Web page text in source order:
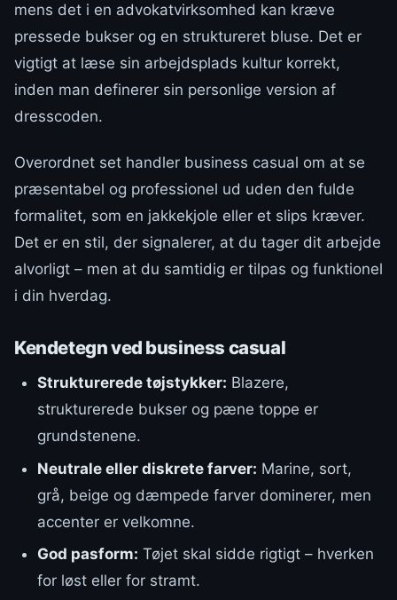
mens det i en advokatvirksomhed kan kræve
pressede bukser og en struktureret bluse. Det er
vigtigt at læse sin arbejdsplads kultur korrekt,
inden man definerer sin personlige version af
dresscoden.
Overordnet set handler business casual om at se
præsentabel og professionel ud uden den fulde
formalitet, som en jakkekjole eller et slips kræver.
Det er en stil, der signalerer, at du tager dit arbejde
alvorligt – men at du samtidig er tilpas og funktionel
i din hverdag.
Kendetegn ved business casual
Strukturerede tøjstykker: Blazere,
strukturerede bukser og pæne toppe er
grundstenene.
Neutrale eller diskrete farver: Marine, sort,
grå, beige og dæmpede farver dominerer, men
accenter er velkomne.
God pasform: Tøjet skal sidde rigtigt – hverken
for løst eller for stramt.